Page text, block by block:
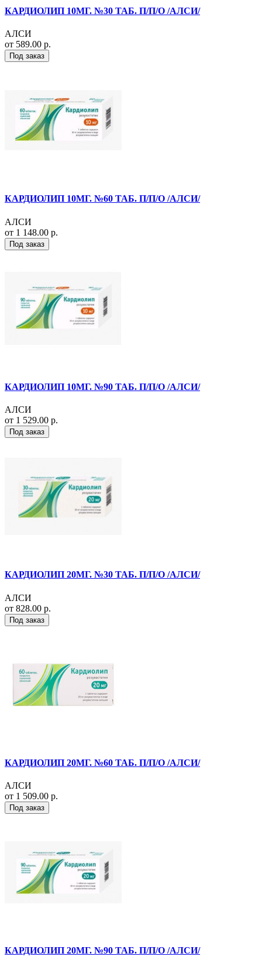
КАРДИОЛИП 10МГ. №30 ТАБ. П/П/О /АЛСИ/
АЛСИ
от 589.00 р.
Под заказ
КАРДИОЛИП 10МГ. №60 ТАБ. П/П/О /АЛСИ/
АЛСИ
от 1 148.00 р.
Под заказ
КАРДИОЛИП 10МГ. №90 ТАБ. П/П/О /АЛСИ/
АЛСИ
от 1 529.00 р.
Под заказ
КАРДИОЛИП 20МГ. №30 ТАБ. П/П/О /АЛСИ/
АЛСИ
от 828.00 р.
Под заказ
КАРДИОЛИП 20МГ. №60 ТАБ. П/П/О /АЛСИ/
АЛСИ
от 1 509.00 р.
Под заказ
КАРДИОЛИП 20МГ. №90 ТАБ. П/П/О /АЛСИ/